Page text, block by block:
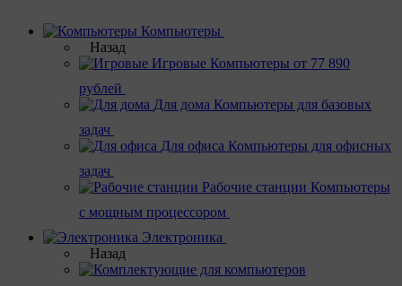
Компьютеры
Назад
Игровые Компьютеры от 77 890
рублей
Для дома Компьютеры для базовых
задач
Для офиса Компьютеры для офисных
задач
Рабочие станции Компьютеры
с мощным процессором
Электроника
Назад